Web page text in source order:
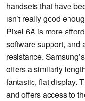
handsets that have
isn’t really good
Pixel 6A is more
software support, and
resistance.
offers a similarly
fantastic, flat display.
and offers access to